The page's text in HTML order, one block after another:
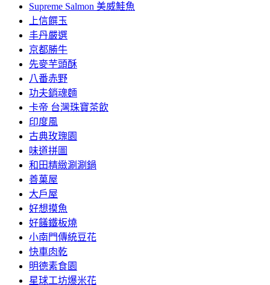
Supreme Salmon 美威鮭魚
上信饌玉
丰丹嚴選
京都勝牛
先麥芋頭酥
八番赤野
功夫銷魂麵
卡帝 台灣珠寶茶飲
印度風
古典玫瑰園
味道拼圖
和田精緻涮涮鍋
善菓屋
大戶屋
好想摸魚
好饈鐵板燒
小南門傳統豆花
快車肉乾
明德素食園
星球工坊爆米花